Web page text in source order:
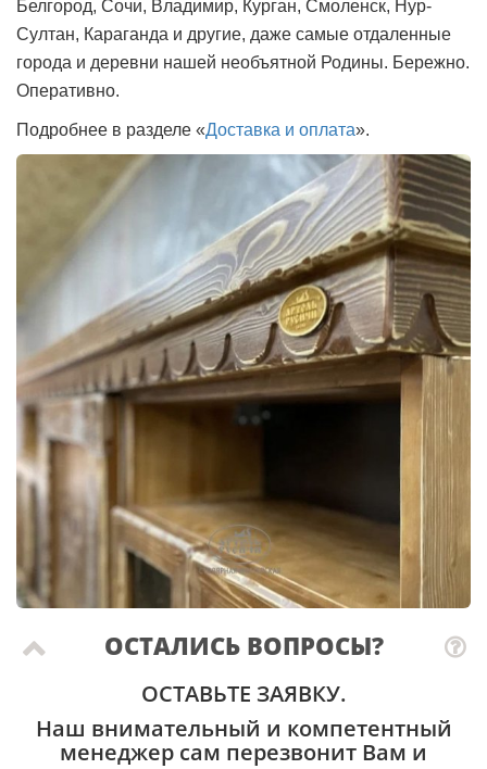
Белгород, Сочи, Владимир, Курган, Смоленск, Нур-
Султан, Караганда и другие, даже самые отдаленные
города и деревни нашей необъятной Родины. Бережно.
Оперативно.
Подробнее в разделе «Доставка и оплата».
ОСТАЛИСЬ ВОПРОСЫ?
ОСТАВЬТЕ ЗАЯВКУ.
Наш внимательный и компетентный
менеджер сам перезвонит Вам и